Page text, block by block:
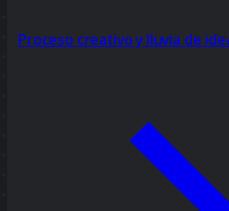
Proceso creativo y lluvia de